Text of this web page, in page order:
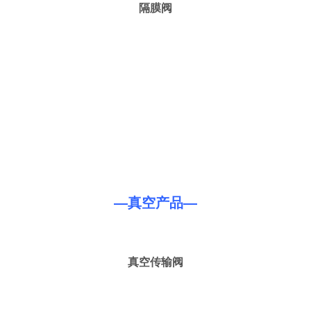
隔膜阀
—真空产品—
真空传输阀